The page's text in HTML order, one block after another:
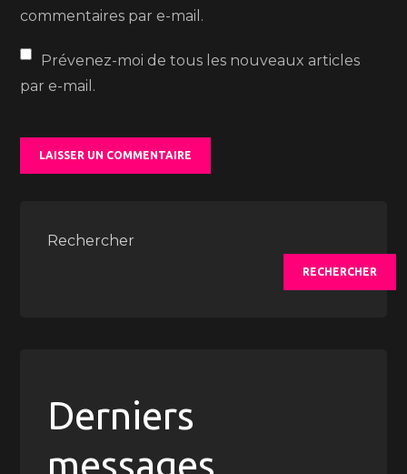
commentaires par e-mail.
Prévenez-moi de tous les nouveaux articles
par e-mail.
Rechercher
RECHERCHER
Derniers
messages